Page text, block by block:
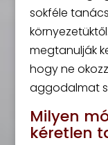
sokféle
megtanulják
hogy ne
aggodalmat
Milyen
kéretlen